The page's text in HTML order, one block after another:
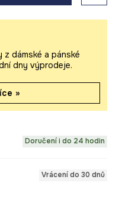
dámské a pánské
dny výprodeje.
»
Doručení i do 24 hodin
Vrácení do 30 dnů